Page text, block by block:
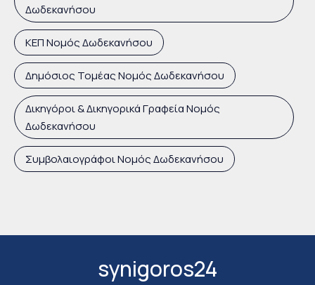
Δωδεκανήσου
ΚΕΠ Νομός Δωδεκανήσου
Δημόσιος Τομέας Νομός Δωδεκανήσου
Δικηγόροι & Δικηγορικά Γραφεία Νομός
Δωδεκανήσου
Συμβολαιογράφοι Νομός Δωδεκανήσου
synigoros24